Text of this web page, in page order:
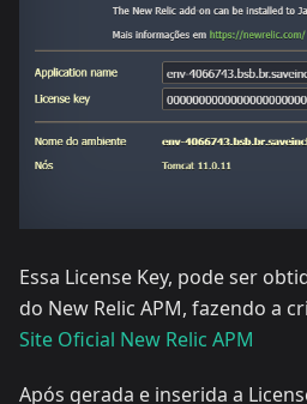
Essa License Key, pode ser
do New Relic APM, fazendo a
Site Oficial New Relic APM
Após gerada e inserida a